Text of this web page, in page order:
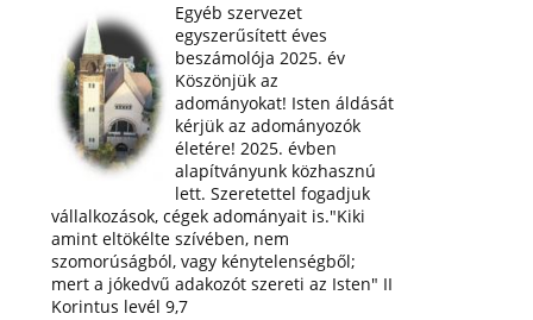
Egyéb szervezet
egyszerűsített éves
beszámolója 2025. év
Köszönjük az
adományokat! Isten áldását
kérjük az adományozók
életére! 2025. évben
alapítványunk közhasznú
lett. Szeretettel fogadjuk
vállalkozások, cégek adományait is."Kiki
amint eltökélte szívében, nem
szomorúságból, vagy kénytelenségből;
mert a jókedvű adakozót szereti az Isten" II
Korintus levél 9,7